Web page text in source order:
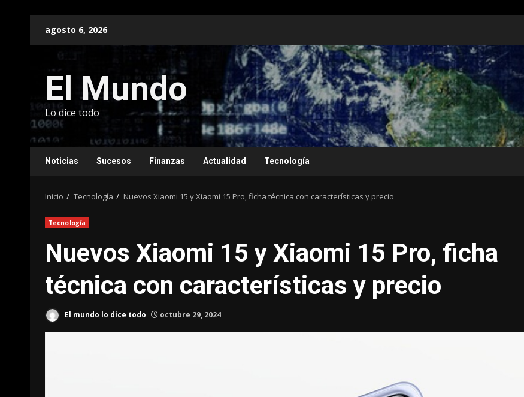
agosto 6, 2026
El Mundo
Lo dice todo
Noticias Sucesos Finanzas Actualidad Tecnología
Inicio Tecnología Nuevos Xiaomi 15 y Xiaomi 15 Pro, ficha técnica con características y precio
Tecnología
Nuevos Xiaomi 15 y Xiaomi 15 Pro, ficha
técnica con características y precio
El mundo lo dice todo octubre 29, 2024